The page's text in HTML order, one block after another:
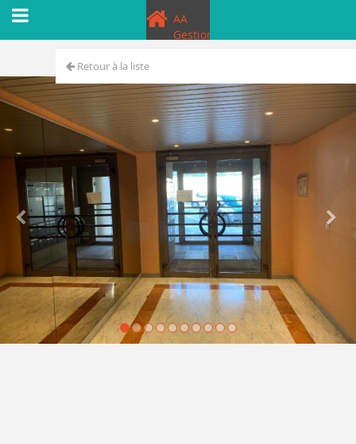
AA
Gestion
Retour à la liste